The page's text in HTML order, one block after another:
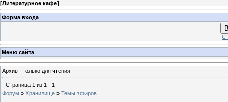
[Литературное кафе]
Форма входа
Меню сайта
Архив - только для чтения
Страница 1 из 1
1
Форум » Хранилище » Темы эфиров